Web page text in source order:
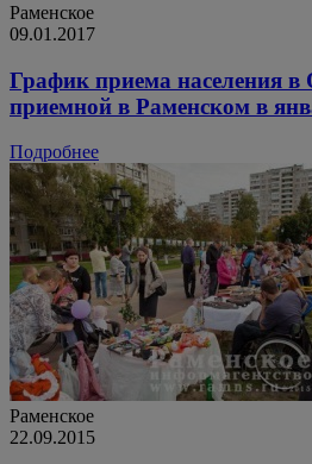
Раменское
09.01.2017
График приема населения в
приемной в Раменском в
Подробнее
Раменское
22.09.2015